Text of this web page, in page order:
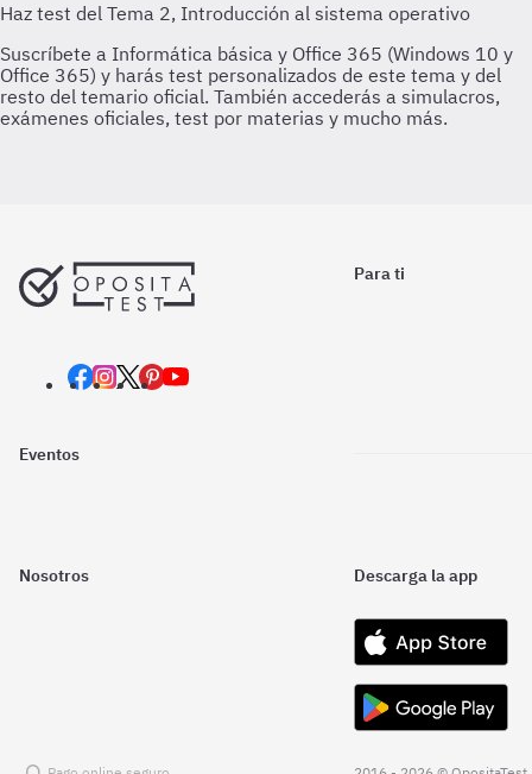
Para ti
Eventos
Nosotros Descarga la app